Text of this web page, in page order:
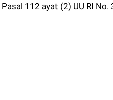
112 ayat (2) UU RI No.